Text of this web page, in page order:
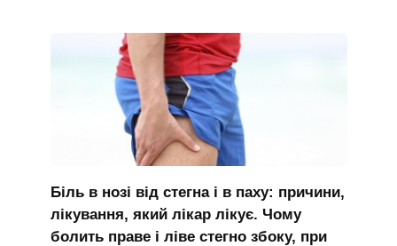
Біль в нозі від стегна і в паху: причини,
лікування, який лікар лікує. Чому
болить праве і ліве стегно збоку, при